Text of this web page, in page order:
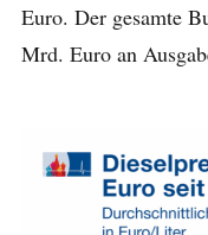
Euro. Der gesamte
Mrd. Euro an